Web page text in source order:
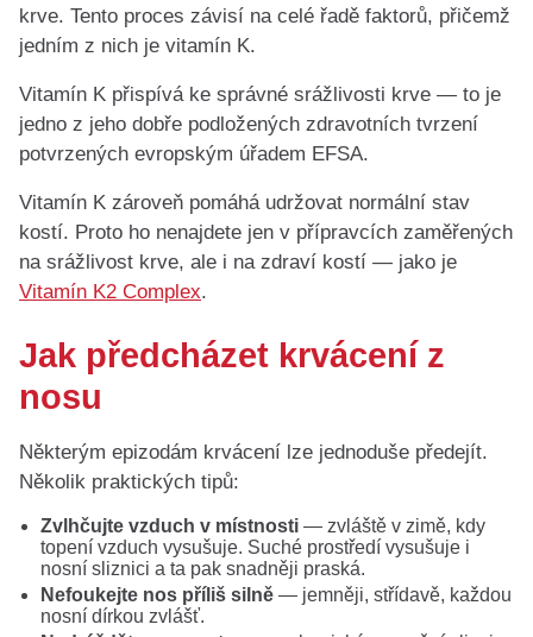
krve. Tento proces závisí na celé řadě faktorů, přičemž
jedním z nich je vitamín K.
Vitamín K přispívá ke správné srážlivosti krve — to je
jedno z jeho dobře podložených zdravotních tvrzení
potvrzených evropským úřadem EFSA.
Vitamín K zároveň pomáhá udržovat normální stav
kostí. Proto ho nenajdete jen v přípravcích zaměřených
na srážlivost krve, ale i na zdraví kostí — jako je
Vitamín K2 Complex.
Jak předcházet krvácení z
nosu
Některým epizodám krvácení lze jednoduše předejít.
Několik praktických tipů:
Zvlhčujte vzduch v místnosti— zvláště v zimě, kdy
topení vzduch vysušuje. Suché prostředí vysušuje i
nosní sliznici a ta pak snadněji praská.
Nefoukejte nos příliš silně— jemněji, střídavě, každou
nosní dírkou zvlášť.